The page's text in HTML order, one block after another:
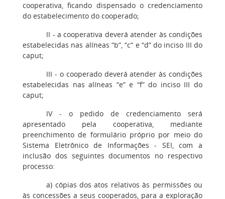
cooperativa, ficando dispensado o credenciamento
do estabelecimento do cooperado;
II - a cooperativa deverá atender às condições
estabelecidas nas alíneas “b”, “c” e “d” do inciso III do
caput;
III - o cooperado deverá atender às condições
estabelecidas nas alíneas “e” e “f” do inciso III do
caput;
IV - o pedido de credenciamento será
apresentado pela cooperativa, mediante
preenchimento de formulário próprio por meio do
Sistema Eletrônico de Informações - SEI, com a
inclusão dos seguintes documentos no respectivo
processo:
a) cópias dos atos relativos às permissões ou
às concessões a seus cooperados, para a exploração